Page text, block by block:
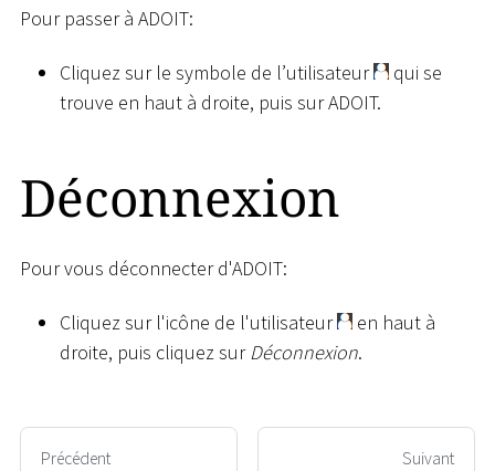
Pour passer à ADOIT:
Cliquez sur le symbole de l’utilisateur
qui se
trouve en haut à droite, puis sur ADOIT.
Déconnexion
Pour vous déconnecter d'ADOIT:
Cliquez sur l'icône de l'utilisateur
en haut à
droite, puis cliquez surDéconnexion.
Précédent Suivant